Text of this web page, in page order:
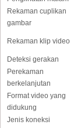
Rekaman cuplikan
gambar
Rekaman klip video
Deteksi gerakan
Perekaman
berkelanjutan
Format video yang
didukung
Jenis koneksi